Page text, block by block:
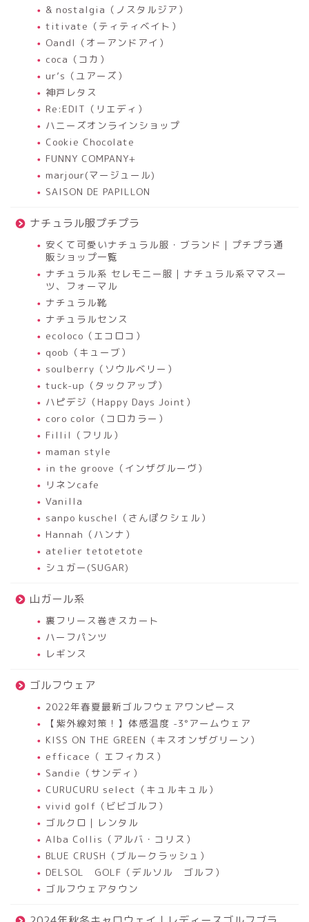
& nostalgia（ノスタルジア）
titivate（ティティベイト）
OandI（オーアンドアイ）
coca（コカ）
ur’s（ユアーズ）
神戸レタス
Re:EDIT（リエディ）
ハニーズオンラインショップ
Cookie Chocolate
FUNNY COMPANY+
marjour(マージュール)
SAISON DE PAPILLON
ナチュラル服プチプラ
安くて可愛いナチュラル服・ブランド｜プチプラ通
販ショップ一覧
ナチュラル系 セレモニー服｜ナチュラル系ママスー
ツ、フォーマル
ナチュラル靴
ナチュラルセンス
ecoloco（エコロコ）
qoob（キューブ）
soulberry（ソウルベリー）
tuck-up（タックアップ）
ハピデジ（Happy Days Joint）
coro color（コロカラー）
Fillil（フリル）
maman style
in the groove（インザグルーヴ）
リネンcafe
Vanilla
sanpo kuschel（さんぽクシェル）
Hannah（ハンナ）
atelier tetotetote
シュガー(SUGAR)
山ガール系
裏フリース巻きスカート
ハーフパンツ
レギンス
ゴルフウェア
2022年春夏最新ゴルフウェアワンピース
【紫外線対策！】体感温度 -3°アームウェア
KISS ON THE GREEN（キスオンザグリーン）
efficace（ エフィカス）
Sandie（サンディ）
CURUCURU select（キュルキュル）
vivid golf（ビビゴルフ）
ゴルクロ｜レンタル
Alba Collis（アルバ・コリス）
BLUE CRUSH（ブルークラッシュ）
DELSOL GOLF（デルソル ゴルフ）
ゴルフウェアタウン